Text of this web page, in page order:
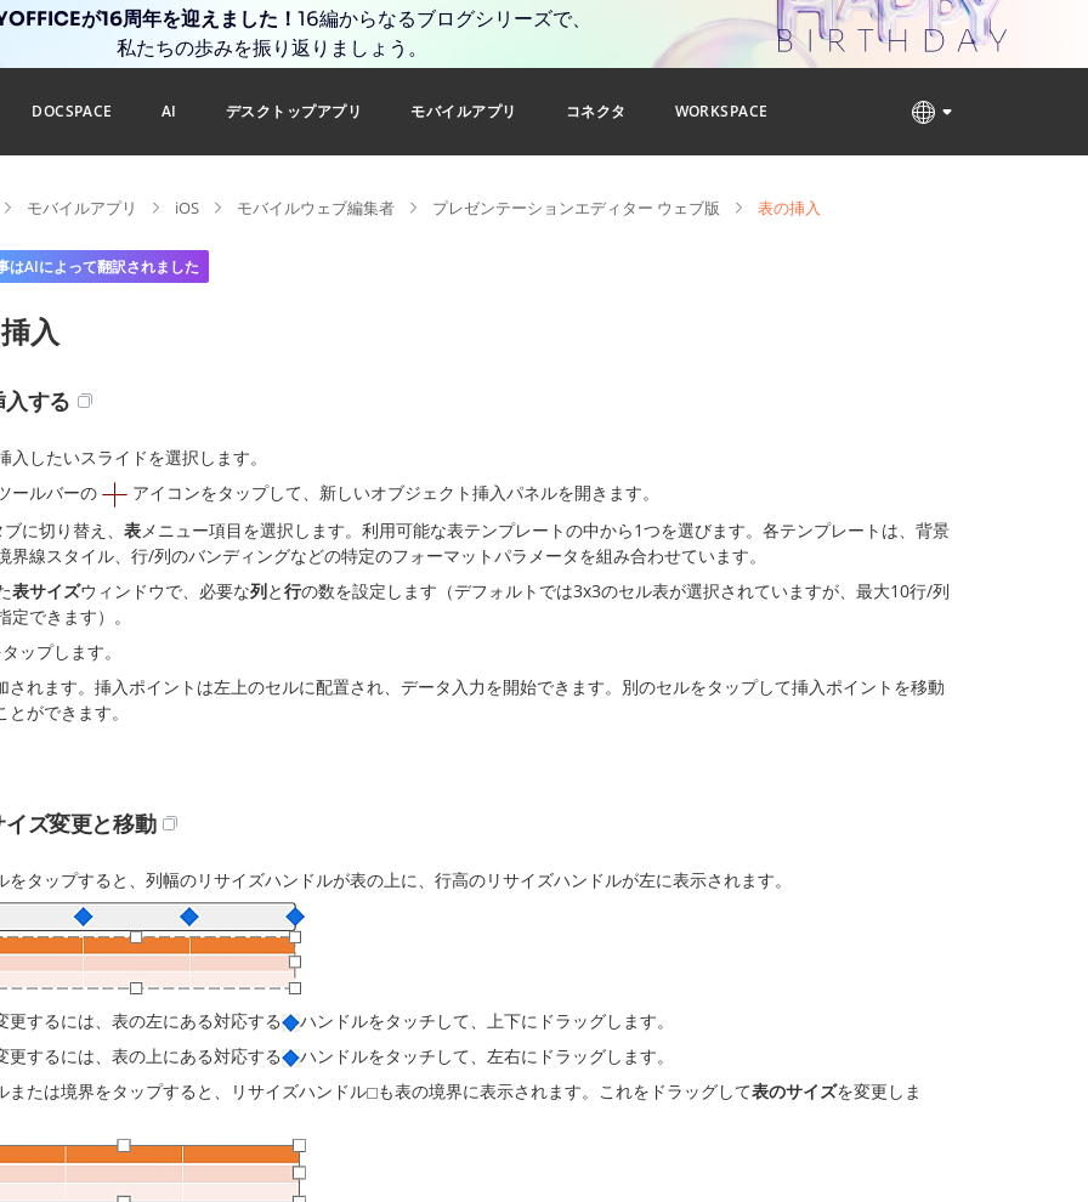
が16周年を迎えました！ 16編からなるブログシリーズで、
私たちの歩みを振り返りましょう。
DOCSPACE AI デスクトップアプリ モバイルアプリ コネクタ WORKSPACE
モバイルアプリ iOS モバイルウェブ編集者 プレゼンテーションエディター ウェブ版 表の挿入
はAIによって翻訳されました
入
する
入したいスライドを選択します。
ールバーの
アイコンをタップして、新しいオブジェクト挿入パネルを開きます。
に切り替え、 表 メニュー項目を選択します。利用可能な表テンプレートの中から1つを選びます。各テンプレートは、背景
界線スタイル、行/列のバンディングなどの特定のフォーマットパラメータを組み合わせています。
表サイズウィンドウで、必要な列と行の数を設定します（デフォルトでは3x3のセル表が選択されていますが、最大10行/列
定できます）。
ップします。
されます。挿入ポイントは左上のセルに配置され、データ入力を開始できます。別のセルをタップして挿入ポイントを移動
とができます。
ズ変更と移動
をタップすると、列幅のリサイズハンドルが表の上に、行高のリサイズハンドルが左に表示されます。
更するには、表の左にある対応する
ハンドルをタッチして、上下にドラッグします。
更するには、表の上にある対応する
ハンドルをタッチして、左右にドラッグします。
または境界をタップすると、リサイズハンドル も表の境界に表示されます。これをドラッグして表のサイズを変更しま